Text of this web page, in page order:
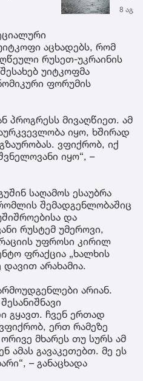
ფოტოზე
8 აგვ
აცხადებს, რომ
რუსეთ-უკრაინის
უიტკოფმა
ფორუმის
პროგრესს მივაღწიეთ. ამ
იყო, ხშირად
ვფიქრობ, იქ
იყო“, –
საღამოს ესაუბრა
შემადგენლობაშიც
და
რუსტემ უმეროვი,
უფროსი კირილ
ფრაქცია „ხალხის
არახამია.
არიან.
გყავთ. ჩვენ ერთად
ერთ რამეზე
მხარეს თუ სურს ამ
ამას გავაკეთებთ. მე ეს
– განაცხადა